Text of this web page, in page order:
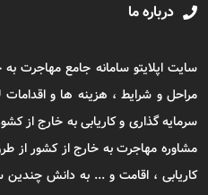
درباره ما
سایت اپلایتو سامانه جامع مهاجرت
مراحل و شرایط ، هزینه ها و
سرمایه گذاری و کاریابی به خارج از
مشاوره مهاجرت به خارج از کشور از
کاریابی ، اقامت و ... به دانش چندین